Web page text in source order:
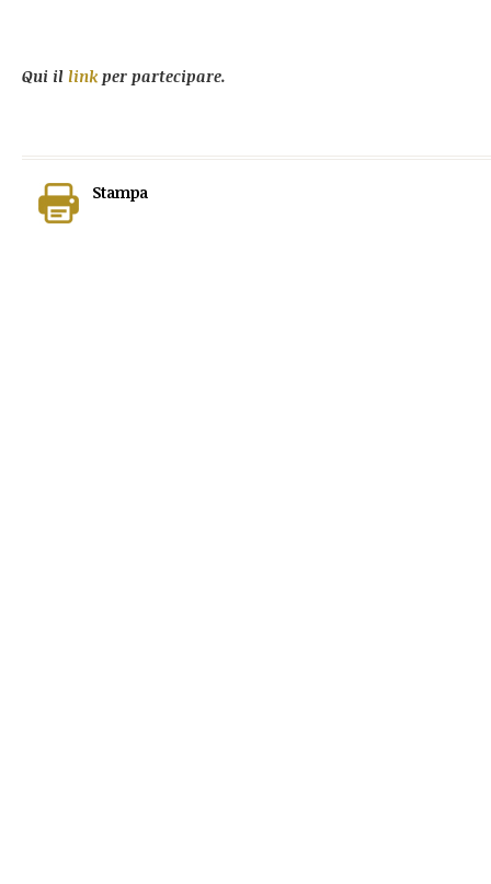
Qui il link per partecipare.
Stampa